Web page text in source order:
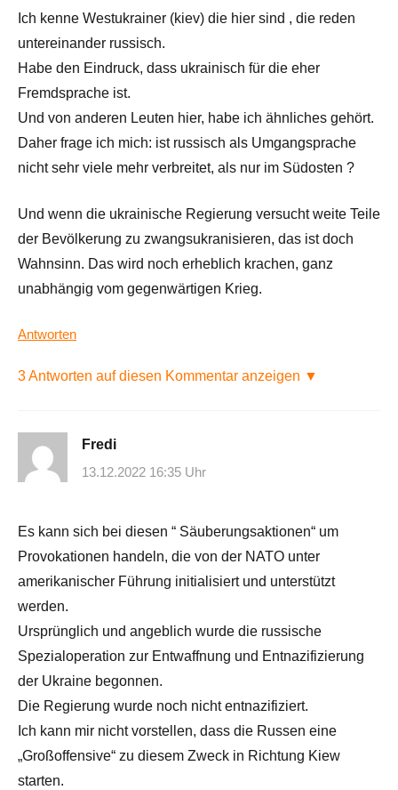
Ich kenne Westukrainer (kiev) die hier sind , die reden
untereinander russisch.
Habe den Eindruck, dass ukrainisch für die eher
Fremdsprache ist.
Und von anderen Leuten hier, habe ich ähnliches gehört.
Daher frage ich mich: ist russisch als Umgangsprache
nicht sehr viele mehr verbreitet, als nur im Südosten ?
Und wenn die ukrainische Regierung versucht weite Teile
der Bevölkerung zu zwangsukranisieren, das ist doch
Wahnsinn. Das wird noch erheblich krachen, ganz
unabhängig vom gegenwärtigen Krieg.
Antworten
3 Antworten auf diesen Kommentar anzeigen ▼
Fredi
13.12.2022 16:35 Uhr
Es kann sich bei diesen “ Säuberungsaktionen“ um
Provokationen handeln, die von der NATO unter
amerikanischer Führung initialisiert und unterstützt
werden.
Ursprünglich und angeblich wurde die russische
Spezialoperation zur Entwaffnung und Entnazifizierung
der Ukraine begonnen.
Die Regierung wurde noch nicht entnazifiziert.
Ich kann mir nicht vorstellen, dass die Russen eine
„Großoffensive“ zu diesem Zweck in Richtung Kiew
starten.